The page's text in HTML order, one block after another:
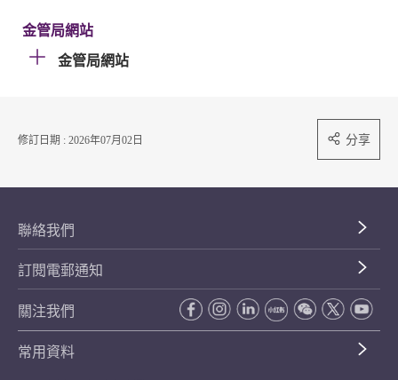
金管局網站
金管局網站
修訂日期 : 2026年07月02日 分享
聯絡我們
訂閱電郵通知
關注我們
常用資料